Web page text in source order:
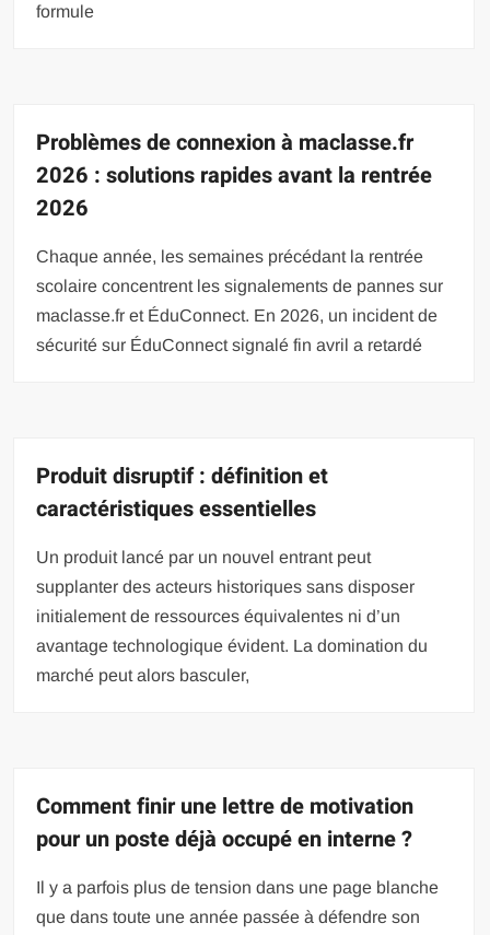
formule
Problèmes de connexion à maclasse.fr
2026 : solutions rapides avant la rentrée
2026
Chaque année, les semaines précédant la rentrée
scolaire concentrent les signalements de pannes sur
maclasse.fr et ÉduConnect. En 2026, un incident de
sécurité sur ÉduConnect signalé fin avril a retardé
Produit disruptif : définition et
caractéristiques essentielles
Un produit lancé par un nouvel entrant peut
supplanter des acteurs historiques sans disposer
initialement de ressources équivalentes ni d’un
avantage technologique évident. La domination du
marché peut alors basculer,
Comment finir une lettre de motivation
pour un poste déjà occupé en interne ?
Il y a parfois plus de tension dans une page blanche
que dans toute une année passée à défendre son